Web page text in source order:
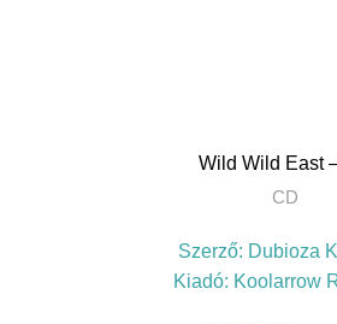
Wild Wild East
CD
Szerző: Dubioza
Kiadó: Koolarrow